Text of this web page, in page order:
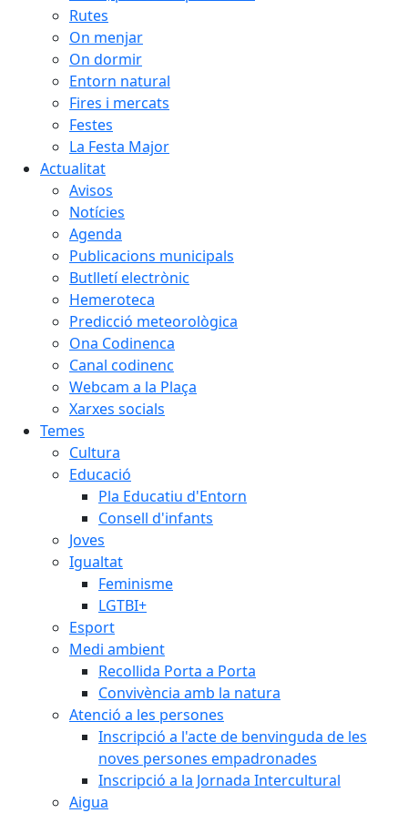
Rutes
On menjar
On dormir
Entorn natural
Fires i mercats
Festes
La Festa Major
Actualitat
Avisos
Notícies
Agenda
Publicacions municipals
Butlletí electrònic
Hemeroteca
Predicció meteorològica
Ona Codinenca
Canal codinenc
Webcam a la Plaça
Xarxes socials
Temes
Cultura
Educació
Pla Educatiu d'Entorn
Consell d'infants
Joves
Igualtat
Feminisme
LGTBI+
Esport
Medi ambient
Recollida Porta a Porta
Convivència amb la natura
Atenció a les persones
Inscripció a l'acte de benvinguda de les
noves persones empadronades
Inscripció a la Jornada Intercultural
Aigua